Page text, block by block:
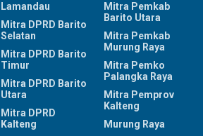
Lamandau
Mitra DPRD Barito
Selatan
Mitra DPRD Barito
Timur
Mitra DPRD Barito
Utara
Mitra DPRD
Kalteng
Mitra Pemkab
Barito Utara
Mitra Pemkab
Murung Raya
Mitra Pemko
Palangka Raya
Mitra Pemprov
Kalteng
Murung Raya